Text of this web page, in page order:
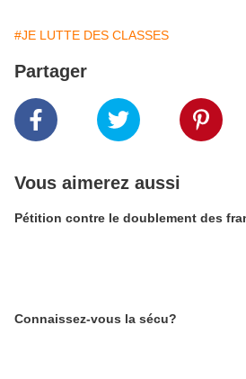
#JE LUTTE DES CLASSES
Partager
Vous aimerez aussi
Pétition contre le doublement des
Connaissez-vous la sécu?